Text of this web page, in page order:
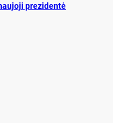
pre­zi­dentė